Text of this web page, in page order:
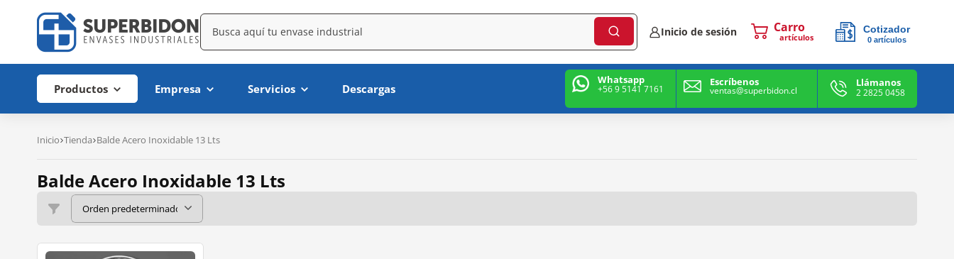
Inicio de sesión artículos
Cotizador
0artículos
Productos Empresa Servicios Descargas
Whatsapp
+56 9 5141 7161
Escríbenos
ventas@superbidon.cl
Llámanos
2 2825 0458
Inicio Tienda Balde Acero Inoxidable 13 Lts
Balde Acero Inoxidable 13 Lts